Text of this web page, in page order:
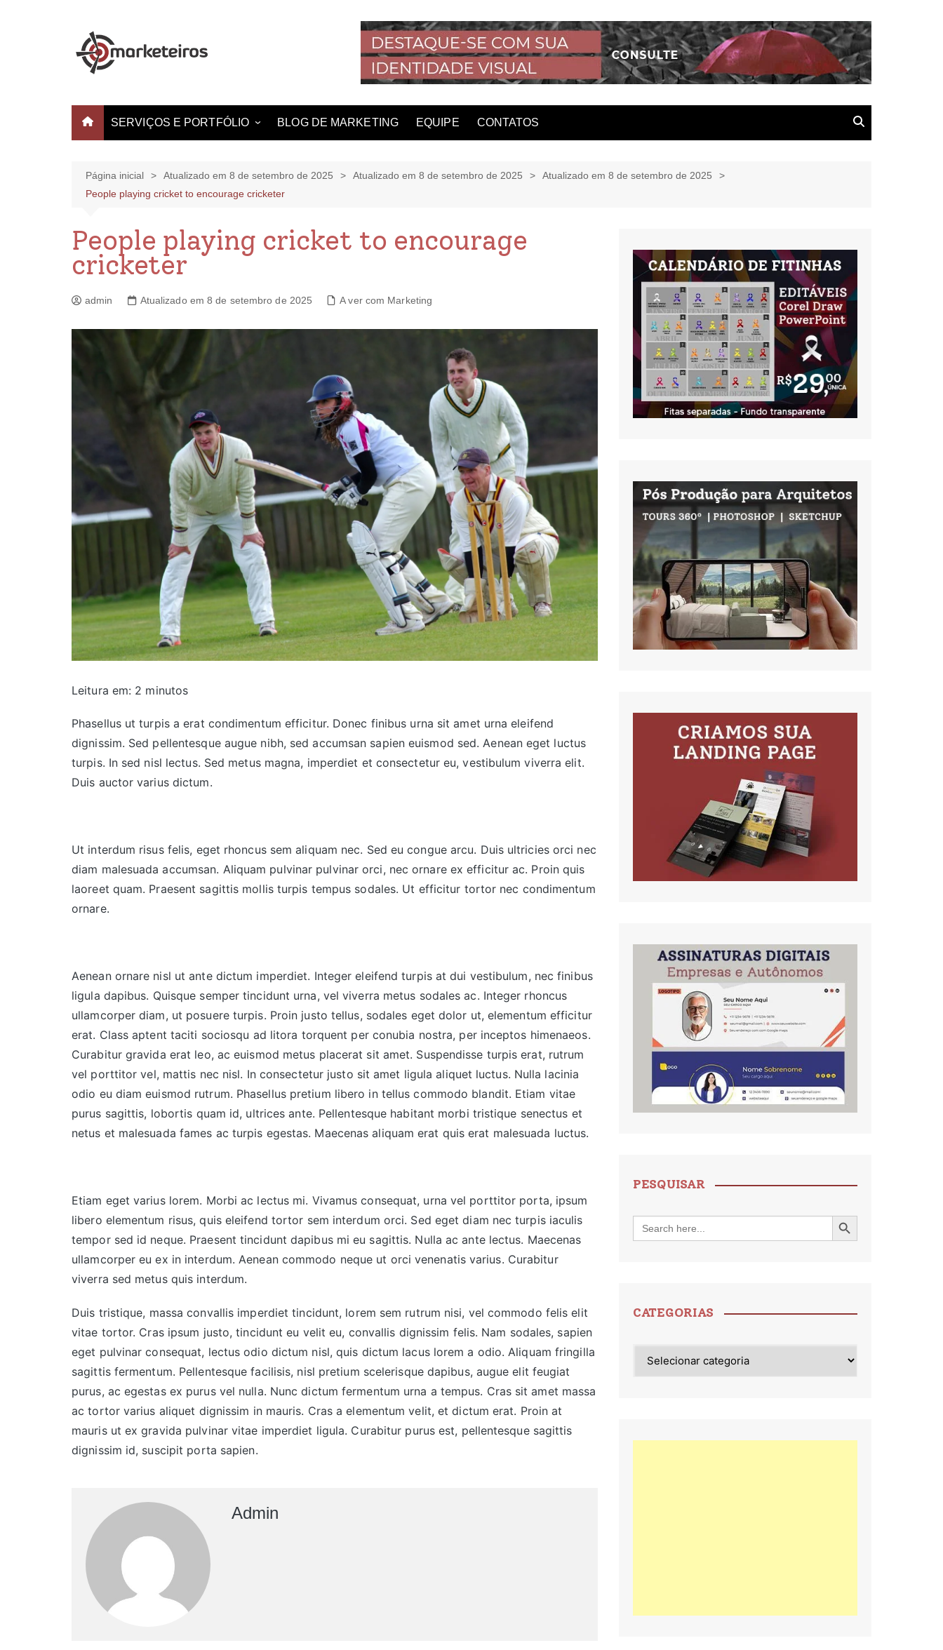
SERVIÇOS E PORTFÓLIO
Identidade Visual
Produção de Vídeo
BLOG DE MARKETING EQUIPE CONTATOS
Página inicial Atualizado em 8 de setembro de 2025 Atualizado em 8 de setembro de 2025
Atualizado em 8 de setembro de 2025
People playing cricket to encourage cricketer
People playing cricket to encourage
cricketer
admin Atualizado em 8 de setembro de 2025 A ver com Marketing
Leitura em: 2 minutos
Phasellus ut turpis a erat condimentum efficitur. Donec finibus urna sit amet urna eleifend
dignissim. Sed pellentesque augue nibh, sed accumsan sapien euismod sed. Aenean eget luctus
turpis. In sed nisl lectus. Sed metus magna, imperdiet et consectetur eu, vestibulum viverra elit.
Duis auctor varius dictum.
Ut interdum risus felis, eget rhoncus sem aliquam nec. Sed eu congue arcu. Duis ultricies orci nec
diam malesuada accumsan. Aliquam pulvinar pulvinar orci, nec ornare ex efficitur ac. Proin quis
laoreet quam. Praesent sagittis mollis turpis tempus sodales. Ut efficitur tortor nec condimentum
ornare.
Aenean ornare nisl ut ante dictum imperdiet. Integer eleifend turpis at dui vestibulum, nec finibus
ligula dapibus. Quisque semper tincidunt urna, vel viverra metus sodales ac. Integer rhoncus
ullamcorper diam, ut posuere turpis. Proin justo tellus, sodales eget dolor ut, elementum efficitur
erat. Class aptent taciti sociosqu ad litora torquent per conubia nostra, per inceptos himenaeos.
Curabitur gravida erat leo, ac euismod metus placerat sit amet. Suspendisse turpis erat, rutrum
vel porttitor vel, mattis nec nisl. In consectetur justo sit amet ligula aliquet luctus. Nulla lacinia
odio eu diam euismod rutrum. Phasellus pretium libero in tellus commodo blandit. Etiam vitae
purus sagittis, lobortis quam id, ultrices ante. Pellentesque habitant morbi tristique senectus et
netus et malesuada fames ac turpis egestas. Maecenas aliquam erat quis erat malesuada luctus.
Etiam eget varius lorem. Morbi ac lectus mi. Vivamus consequat, urna vel porttitor porta, ipsum
libero elementum risus, quis eleifend tortor sem interdum orci. Sed eget diam nec turpis iaculis
tempor sed id neque. Praesent tincidunt dapibus mi eu sagittis. Nulla ac ante lectus. Maecenas
ullamcorper eu ex in interdum. Aenean commodo neque ut orci venenatis varius. Curabitur
viverra sed metus quis interdum.
Duis tristique, massa convallis imperdiet tincidunt, lorem sem rutrum nisi, vel commodo felis elit
vitae tortor. Cras ipsum justo, tincidunt eu velit eu, convallis dignissim felis. Nam sodales, sapien
eget pulvinar consequat, lectus odio dictum nisl, quis dictum lacus lorem a odio. Aliquam fringilla
sagittis fermentum. Pellentesque facilisis, nisl pretium scelerisque dapibus, augue elit feugiat
purus, ac egestas ex purus vel nulla. Nunc dictum fermentum urna a tempus. Cras sit amet massa
ac tortor varius aliquet dignissim in mauris. Cras a elementum velit, et dictum erat. Proin at
mauris ut ex gravida pulvinar vitae imperdiet ligula. Curabitur purus est, pellentesque sagittis
dignissim id, suscipit porta sapien.
Admin
PESQUISAR
Search
for:
Search Button
CATEGORIAS